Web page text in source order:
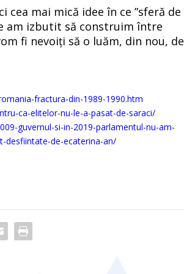
cea mai mică idee în ce ”sferă de
am izbutit să construim între
fi nevoiți să o luăm, din nou, de
fractura-din-1989-1990.htm
ca-elitelor-nu-le-a-pasat-de-saraci/
guvernul-si-in-2019-parlamentul-nu-am-
desfiintate-de-ecaterina-an/